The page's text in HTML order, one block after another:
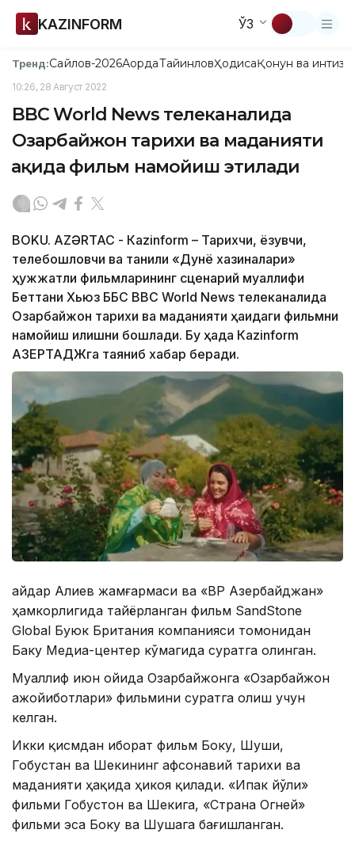
KAZINFORM ЎЗ
Тренд:Сайлов-2026АқордаТайинловҲодисаҚонун ва
10:26, 28 Август 2022
BBC World News телеканалида
Озарбайжон тарихи ва маданияти
ҳақида фильм намойиш этилади
BOKU. AZƏRTAC - Кazinform – Тарихчи, ёзувчи,
телебошловчи ва таниқли «Дунё хазиналари»
ҳужжатли фильмларининг сценарий муаллифи
Беттани Хьюз ББC BBC World News телеканалида
Озарбайжон тарихи ва маданияти ҳақидаги фильмни
намойиш қилишни бошлади. Бу ҳақда Кazinform
АЗЕРТАДЖга таяниб хабар беради.
Ҳайдар Алиев жамғармаси ва «BP Азербайджан»
ҳамкорлигида тайёрланган фильм SandStone
Global Буюк Британия компанияси томонидан
Баку Медиа-центер кўмагида суратга олинган.
Муаллиф июн ойида Озарбайжонга «Озарбайжон
ажойиботлари» фильмини суратга олиш учун
келган.
Икки қисмдан иборат фильм Боку, Шуши,
Гобустан ва Шекининг афсонавий тарихи ва
маданияти ҳақида ҳикоя қилади. «Ипак йўли»
фильми Гобустон ва Шекига, «Страна Огней»
фильми эса Боку ва Шушага бағишланган.